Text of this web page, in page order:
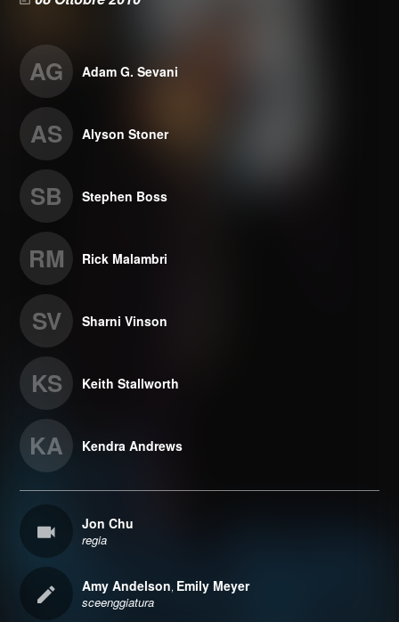
AG Adam G. Sevani
AS Alyson Stoner
SB Stephen Boss
RM Rick Malambri
SV Sharni Vinson
KS Keith Stallworth
KA Kendra Andrews
Jon Chu
regia
Amy Andelson, Emily Meyer
sceenggiatura